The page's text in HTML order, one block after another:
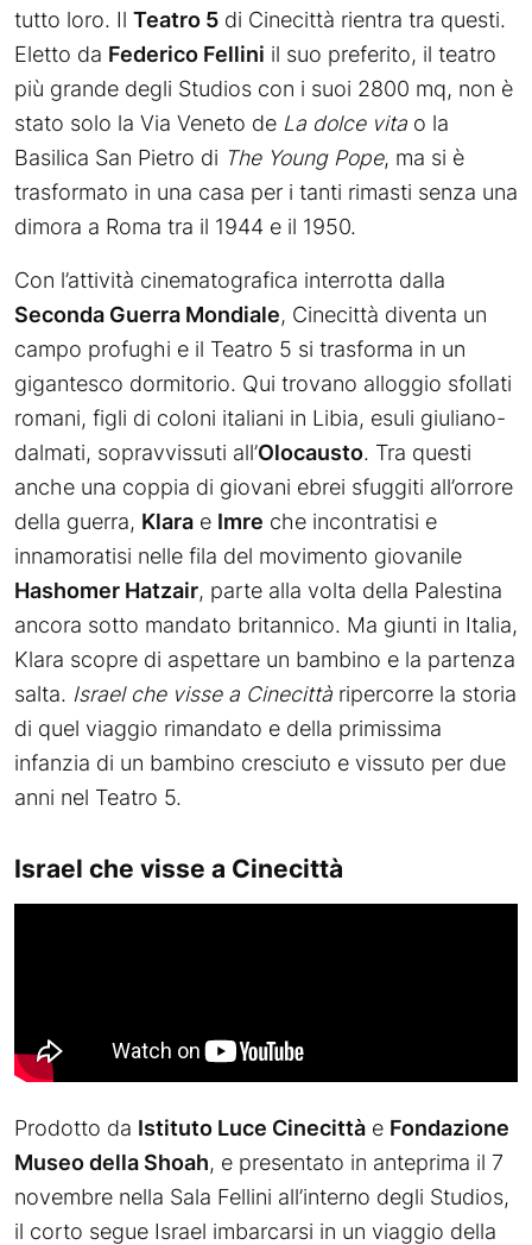
tutto loro. Il Teatro 5 di Cinecittà rientra tra questi.
Eletto da Federico Fellini il suo preferito, il teatro
più grande degli Studios con i suoi 2800 mq, non è
stato solo la Via Veneto de La dolce vita o la
Basilica San Pietro di The Young Pope, ma si è
trasformato in una casa per i tanti rimasti senza una
dimora a Roma tra il 1944 e il 1950.
Con l’attività cinematografica interrotta dalla
Seconda Guerra Mondiale, Cinecittà diventa un
campo profughi e il Teatro 5 si trasforma in un
gigantesco dormitorio. Qui trovano alloggio sfollati
romani, figli di coloni italiani in Libia, esuli giuliano-
dalmati, sopravvissuti all’Olocausto. Tra questi
anche una coppia di giovani ebrei sfuggiti all’orrore
della guerra, Klara e Imre che incontratisi e
innamoratisi nelle fila del movimento giovanile
Hashomer Hatzair, parte alla volta della Palestina
ancora sotto mandato britannico. Ma giunti in Italia,
Klara scopre di aspettare un bambino e la partenza
salta. Israel che visse a Cinecittà ripercorre la storia
di quel viaggio rimandato e della primissima
infanzia di un bambino cresciuto e vissuto per due
anni nel Teatro 5.
Israel che visse a Cinecittà
Prodotto da Istituto Luce Cinecittà e Fondazione
Museo della Shoah, e presentato in anteprima il 7
novembre nella Sala Fellini all’interno degli Studios,
il corto segue Israel imbarcarsi in un viaggio della